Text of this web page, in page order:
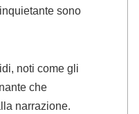
sono
noti come gli
che
narrazione.